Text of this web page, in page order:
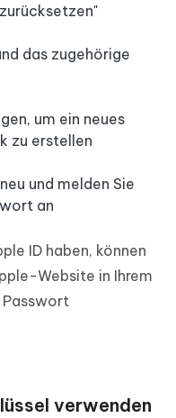
das zugehörige
um ein neues
zu erstellen
und melden Sie
an
ID haben, können
Website in Ihrem
Passwort
verwenden